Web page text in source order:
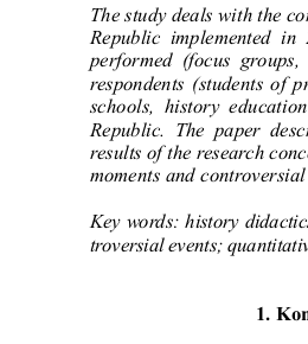
The study deals with the
Republic  implemented  in
performed  (focus
respondents (students of
schools,  history
Republic.  The  paper
results of the research
moments and
Key words: history
troversial events;
1.